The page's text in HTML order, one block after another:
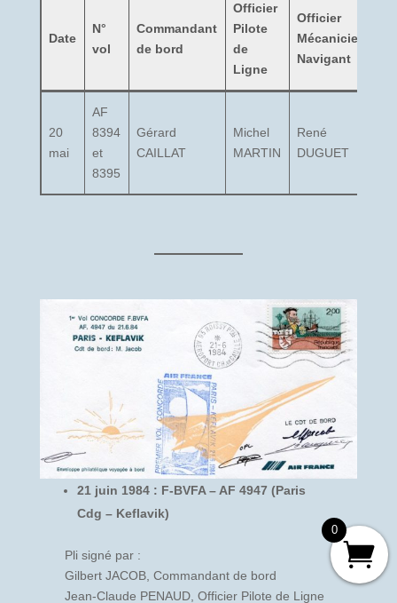
Date
N°
vol
Commandant
de bord
Officier
Pilote
de
Ligne
Officier
Mécanicien
Navigant
20
mai
AF
8394
et
8395
Gérard
CAILLAT
Michel
MARTIN
René
DUGUET
21 juin 1984 : F-BVFA – AF 4947 (Paris
Cdg – Keflavik)
Pli signé par :
Gilbert JACOB, Commandant de bord
Jean-Claude PENAUD, Officier Pilote de Ligne
0